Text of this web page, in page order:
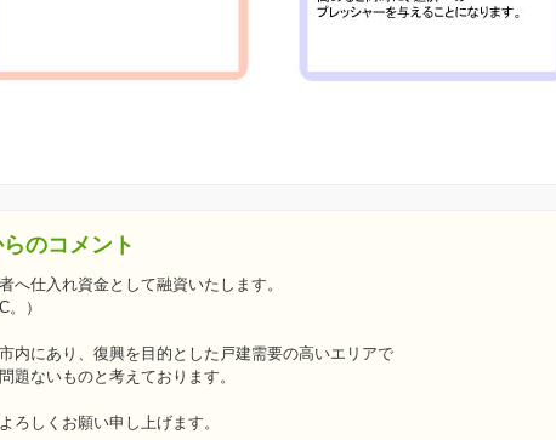
のコメント
へ仕入れ資金として融資いたします。
。）
内にあり、復興を目的とした戸建需要の高いエリアで
題ないものと考えております。
ろしくお願い申し上げます。